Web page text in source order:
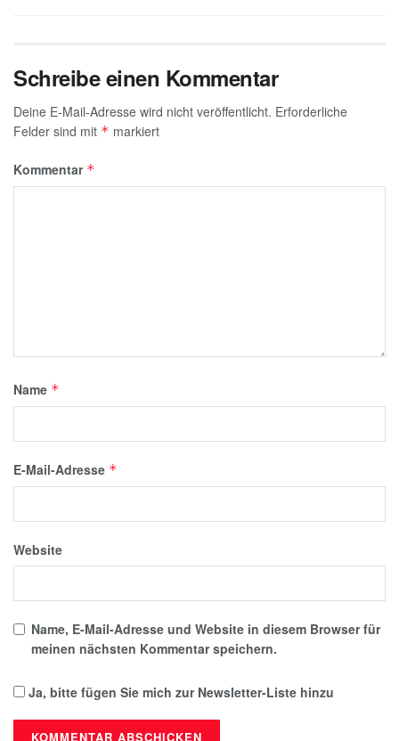
Schreibe einen Kommentar
Deine E-Mail-Adresse wird nicht veröffentlicht. Erforderliche
Felder sind mit * markiert
Kommentar *
Name *
E-Mail-Adresse *
Website
Name, E-Mail-Adresse und Website in diesem Browser für
meinen nächsten Kommentar speichern.
Ja, bitte fügen Sie mich zur Newsletter-Liste hinzu